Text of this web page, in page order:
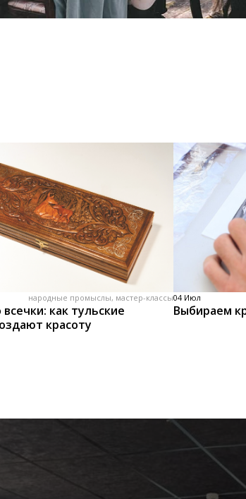
народные промыслы, мастер-классы
всечки: как тульские
красоту
04 Июл
Выбираем